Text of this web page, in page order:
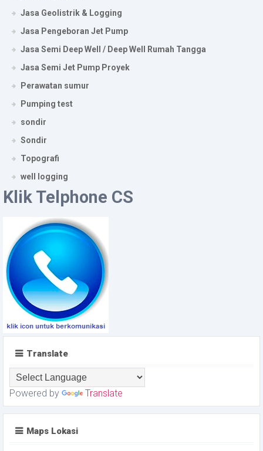
Jasa Geolistrik & Logging
Jasa Pengeboran Jet Pump
Jasa Semi Deep Well / Deep Well Rumah Tangga
Jasa Semi Jet Pump Proyek
Perawatan sumur
Pumping test
sondir
Sondir
Topografi
well logging
Klik Telphone CS
Translate
Powered by Translate
Maps Lokasi